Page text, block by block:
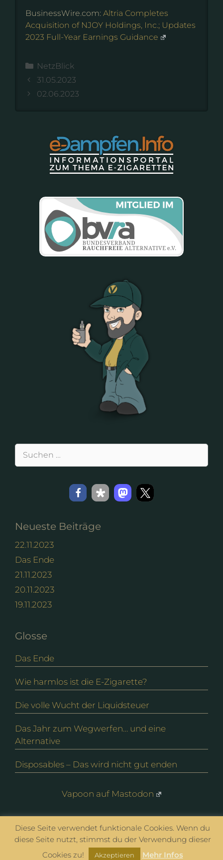
BusinessWire.com: Altria Completes
Acquisition of NJOY Holdings, Inc.; Updates
2023 Full-Year Earnings Guidance
Kategorien
NetzBlick
31.05.2023
02.06.2023
Suchen
Neueste Beiträge
22.11.2023
Das Ende
21.11.2023
20.11.2023
19.11.2023
Glosse
Das Ende
Wie harmlos ist die E-Zigarette?
Die volle Wucht der Liquidsteuer
Das Jahr zum Wegwerfen… und eine
Alternative
Disposables – Das wird nicht gut enden
Vapoon auf Mastodon
© vapoon seit 2016 |Datenschutz|Impressum
Diese Seite verwendet funktionale Cookies. Wenn du
diese Seite nutzt, stimmst du der Verwendung dieser
Cookies zu!
Akzeptieren Mehr Infos